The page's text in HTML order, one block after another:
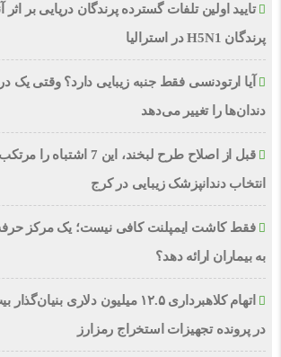
تایید اولین تلفات گسترده پرندگان دریایی بر اثر
پرندگان H5N1 در استرالیا
آیا ارتودنسی فقط جنبه زیبایی دارد؟ وقتی یک
دندان‌ها را تغییر می‌دهد
قبل از اصلاح طرح لبخند، این
انتخاب دندانپزشک زیبایی در کرج
فقط کاشت ایمپلنت کافی نیست؛ یک مرکز
به بیماران ارائه دهد؟
در پرونده تجهیزات استخراج رمزارز